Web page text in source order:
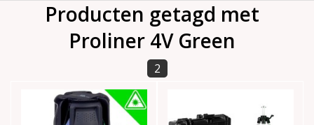
Producten getagd met
Proliner 4V Green
2